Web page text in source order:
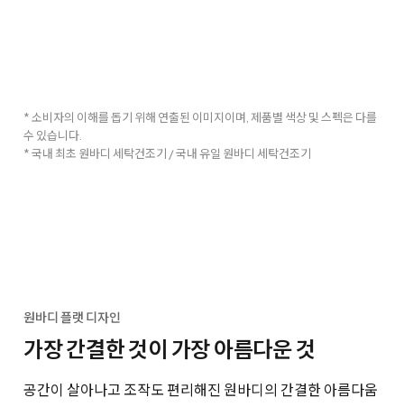
* 소비자의 이해를 돕기 위해 연출된 이미지이며, 제품별 색상 및 스펙은 다를
수 있습니다.
* 국내 최초 원바디 세탁건조기 / 국내 유일 원바디 세탁건조기
원바디 플랫 디자인
가장 간결한 것이 가장 아름다운 것
공간이 살아나고 조작도 편리해진 원바디의 간결한 아름다움